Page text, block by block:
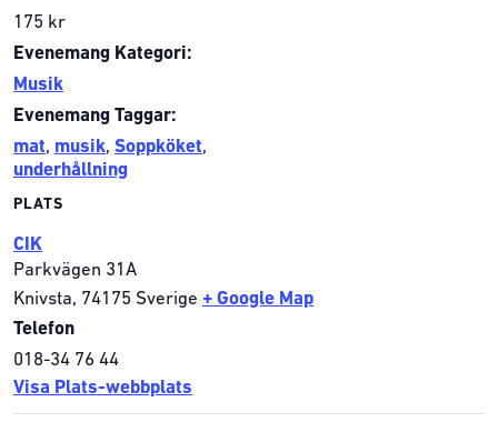
175 kr
Evenemang Kategori:
Musik
Evenemang Taggar:
mat, musik, Soppköket,
underhållning
PLATS
CIK
Parkvägen 31A
Knivsta, 74175 Sverige + Google Map
Telefon
018-34 76 44
Visa Plats-webbplats